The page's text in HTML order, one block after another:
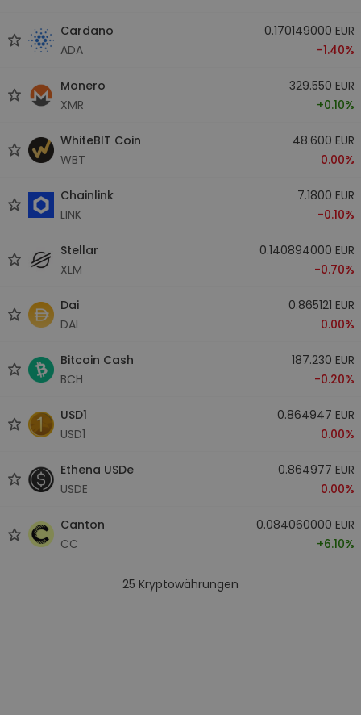
Cardano
ADA
0.170149000 EUR
-1.40%
Monero
XMR
329.550 EUR
+0.10%
WhiteBIT Coin
WBT
48.600 EUR
0.00%
Chainlink
LINK
7.1800 EUR
-0.10%
Stellar
XLM
0.140894000 EUR
-0.70%
Dai
DAI
0.865121 EUR
0.00%
Bitcoin Cash
BCH
187.230 EUR
-0.20%
USD1
USD1
0.864947 EUR
0.00%
Ethena USDe
USDE
0.864977 EUR
0.00%
Canton
CC
0.084060000 EUR
+6.10%
25 Kryptowährungen